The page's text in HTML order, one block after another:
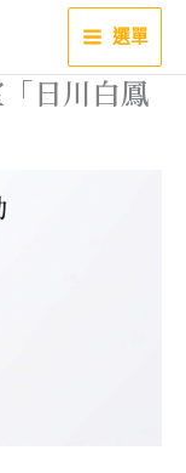
選單
日川白鳳